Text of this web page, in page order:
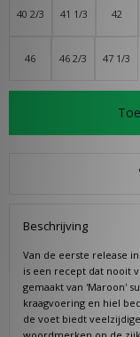
40 2/3 41 1/3 42
46 46 2/3 47 1/3
Beschrijving
Van de eerste release
is een recept dat nooit
gemaakt van 'Maroon'
kraagvoering en hiel
de voet biedt